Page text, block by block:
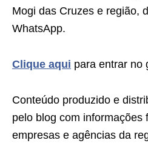
Mogi das Cruzes e região,
WhatsApp.
Clique aqui para entrar no
Conteúdo produzido e
pelo blog com informações
empresas e agências da